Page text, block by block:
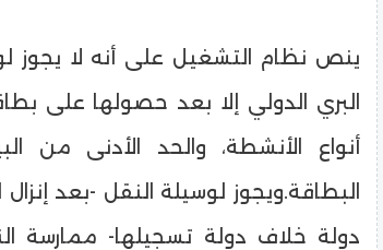
ينص نظام التشغيل على أنه لا يجوز
البري الدولي إلا بعد حصولها على
أنواع الأنشطة، والحد الأدنى من
البطاقة.ويجوز لوسيلة النقل -بعد
دولة خلاف دولة تسجيلها- ممارسة